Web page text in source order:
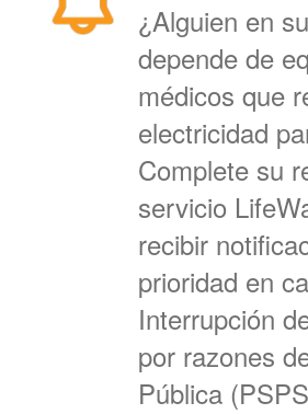
¿Alguien en
depende de
médicos que
electricidad
Complete su
servicio
recibir
prioridad en
Interrupción
por razones
Pública